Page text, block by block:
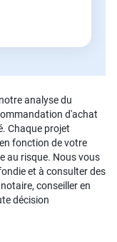
analyse du
d'achat
Chaque projet
fonction de votre
au risque. Nous vous
et à consulter des
conseiller en
décision